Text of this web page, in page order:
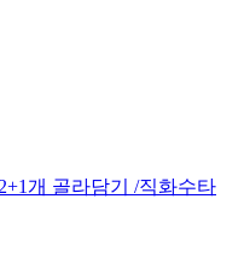
개 골라담기 /직화수타